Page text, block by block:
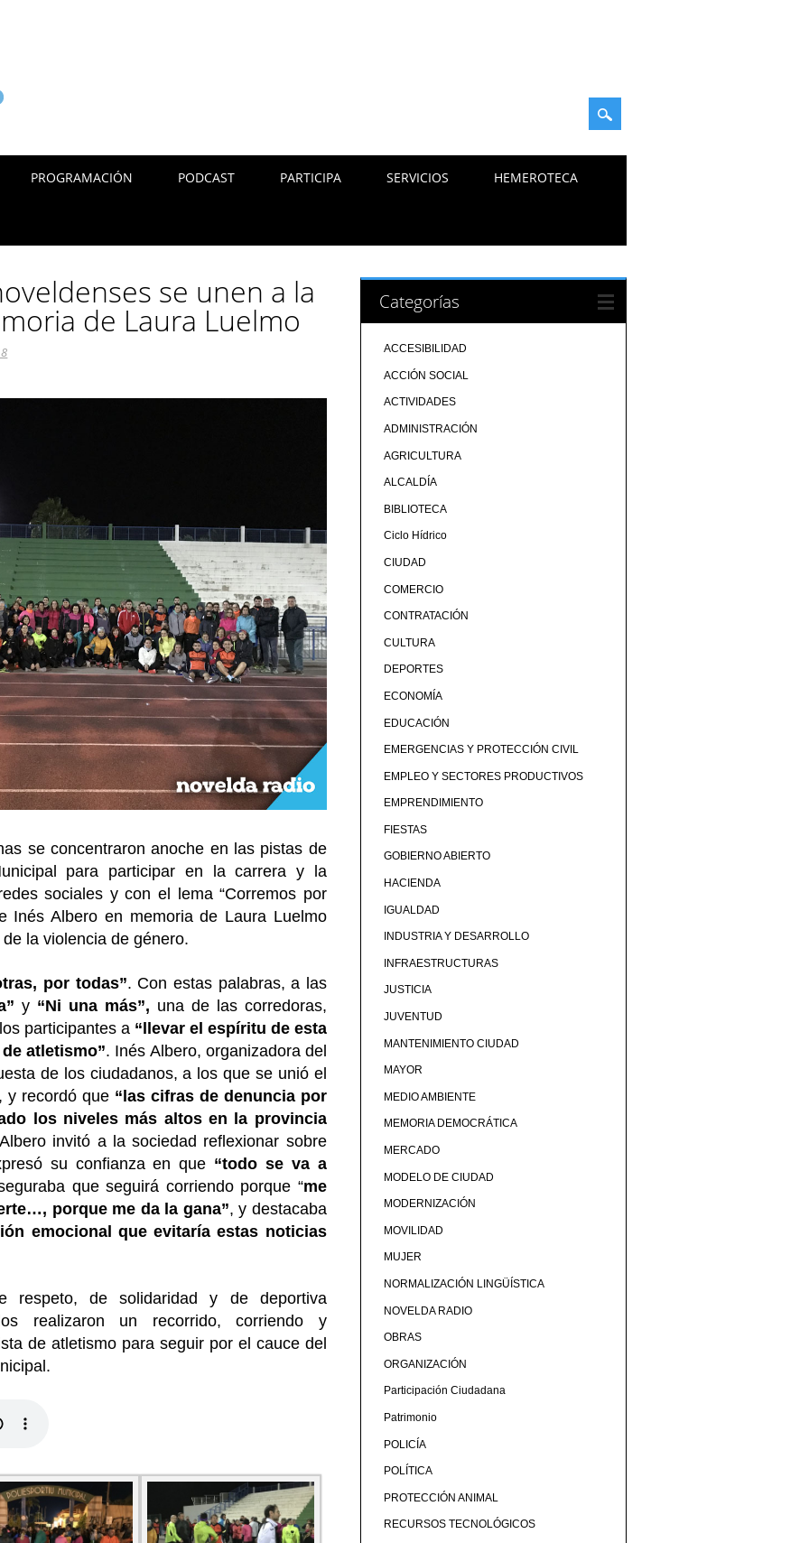
PROGRAMACIÓN PODCAST PARTICIPA SERVICIOS HEMEROTECA
se unen a la
de Laura Luelmo
se concentraron anoche en las pistas de
para participar en la carrera y la
sociales y con el lema “Corremos por
Inés Albero en memoria de Laura Luelmo
la violencia de género.
por todas”. Con estas palabras, a las
y “Ni una más”, una de las corredoras,
participantes a “llevar el espíritu de esta
atletismo”. Inés Albero, organizadora del
de los ciudadanos, a los que se unió el
y recordó que “las cifras de denuncia por
los niveles más altos en la provincia
Albero invitó a la sociedad reflexionar sobre
su confianza en que “todo se va a
que seguirá corriendo porque “me
porque me da la gana”, y destacaba
emocional que evitaría estas noticias
respeto, de solidaridad y de deportiva
realizaron un recorrido, corriendo y
de atletismo para seguir por el cauce del
Categorías
ACCESIBILIDAD
ACCIÓN SOCIAL
ACTIVIDADES
ADMINISTRACIÓN
AGRICULTURA
ALCALDÍA
BIBLIOTECA
Ciclo Hídrico
CIUDAD
COMERCIO
CONTRATACIÓN
CULTURA
DEPORTES
ECONOMÍA
EDUCACIÓN
EMERGENCIAS Y PROTECCIÓN CIVIL
EMPLEO Y SECTORES PRODUCTIVOS
EMPRENDIMIENTO
FIESTAS
GOBIERNO ABIERTO
HACIENDA
IGUALDAD
INDUSTRIA Y DESARROLLO
INFRAESTRUCTURAS
JUSTICIA
JUVENTUD
MANTENIMIENTO CIUDAD
MAYOR
MEDIO AMBIENTE
MEMORIA DEMOCRÁTICA
MERCADO
MODELO DE CIUDAD
MODERNIZACIÓN
MOVILIDAD
MUJER
NORMALIZACIÓN LINGÜÍSTICA
NOVELDA RADIO
OBRAS
ORGANIZACIÓN
Participación Ciudadana
Patrimonio
POLICÍA
POLÍTICA
PROTECCIÓN ANIMAL
RECURSOS TECNOLÓGICOS